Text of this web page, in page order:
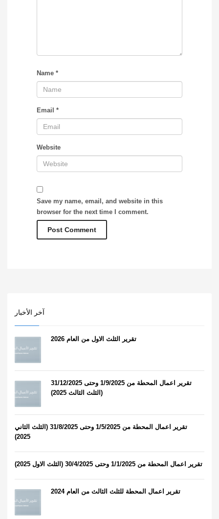
Name *
Email *
Website
Save my name, email, and website in this
browser for the next time I comment.
آخر الأخبار
تقرير الثلث الاول من العام 2026
تقرير اعمال المحطة من 1/9/2025 وحتى 31/12/2025
(الثلث الثالث 2025)
تقرير اعمال المحطة من 1/5/2025 وحتى 31/8/2025 (الثلث الثاني
2025)
تقرير اعمال المحطة من 1/1/2025 وحتى 30/4/2025 (الثلث الاول 2025)
تقرير اعمال المحطة للثلث الثالث من العام 2024